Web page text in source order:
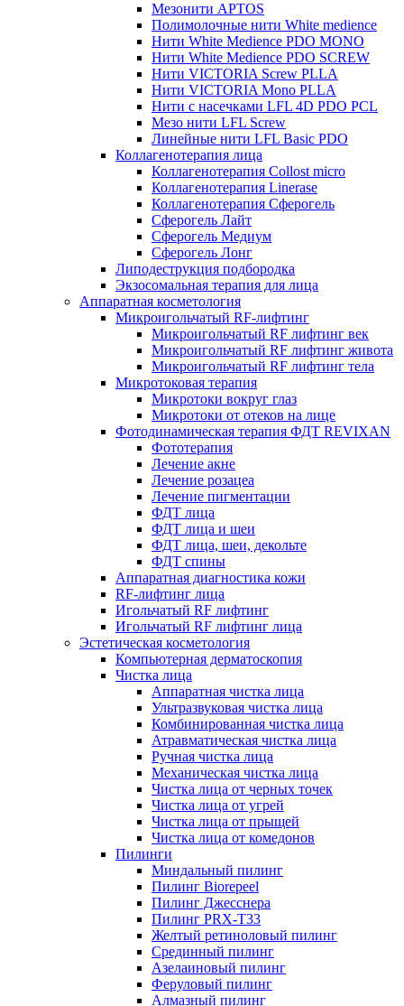
Мезонити APTOS
Полимолочные нити White medience
Нити White Medience PDO MONO
Нити White Medience PDO SCREW
Нити VICTORIA Screw PLLA
Нити VICTORIA Mono PLLA
Нити с насечками LFL 4D PDO PCL
Мезо нити LFL Screw
Линейные нити LFL Basic PDO
Коллагенотерапия лица
Коллагенотерапия Collost micro
Коллагенотерапия Linerase
Коллагенотерапия Сферогель
Сферогель Лайт
Сферогель Медиум
Сферогель Лонг
Липодеструкция подбородка
Экзосомальная терапия для лица
Аппаратная косметология
Микроигольчатый RF-лифтинг
Микроигольчатый RF лифтинг век
Микроигольчатый RF лифтинг живота
Микроигольчатый RF лифтинг тела
Микротоковая терапия
Микротоки вокруг глаз
Микротоки от отеков на лице
Фотодинамическая терапия ФДТ REVIXAN
Фототерапия
Лечение акне
Лечение розацеа
Лечение пигментации
ФДТ лица
ФДТ лица и шеи
ФДТ лица, шеи, декольте
ФДТ спины
Аппаратная диагностика кожи
RF-лифтинг лица
Игольчатый RF лифтинг
Игольчатый RF лифтинг лица
Эстетическая косметология
Компьютерная дерматоскопия
Чистка лица
Аппаратная чистка лица
Ультразвуковая чистка лица
Комбинированная чистка лица
Атравматическая чистка лица
Ручная чистка лица
Механическая чистка лица
Чистка лица от черных точек
Чистка лица от угрей
Чистка лица от прыщей
Чистка лица от комедонов
Пилинги
Миндальный пилинг
Пилинг Biorepeel
Пилинг Джесснера
Пилинг PRX-T33
Желтый ретиноловый пилинг
Срединный пилинг
Азелаиновый пилинг
Феруловый пилинг
Алмазный пилинг